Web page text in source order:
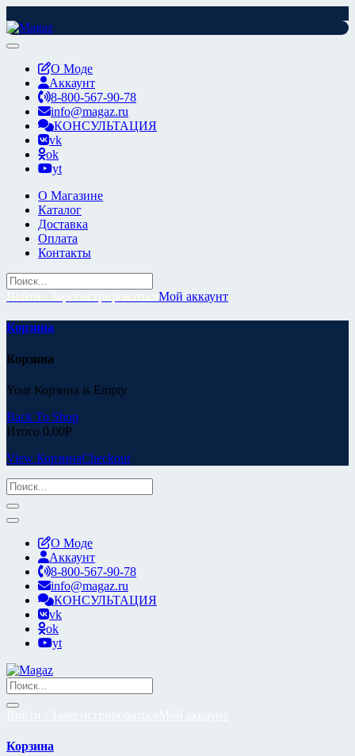
Перейти
к
О Моде
Аккаунт
8-800-567-90-78
info@magaz.ru
КОНСУЛЬТАЦИЯ
vk
ok
yt
О Магазине
Каталог
Доставка
Оплата
Контакты
Мой аккаунт
Корзина
Корзина
Your Корзина is Empty
Back To Shop
Итого 0.00Р
View КорзинаCheckout
О Моде
Аккаунт
8-800-567-90-78
info@magaz.ru
КОНСУЛЬТАЦИЯ
vk
ok
yt
Корзина